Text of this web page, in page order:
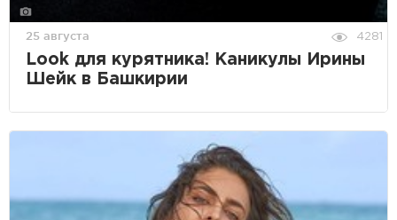
25 августа 4281
Look для курятника! Каникулы Ирины
Шейк в Башкирии